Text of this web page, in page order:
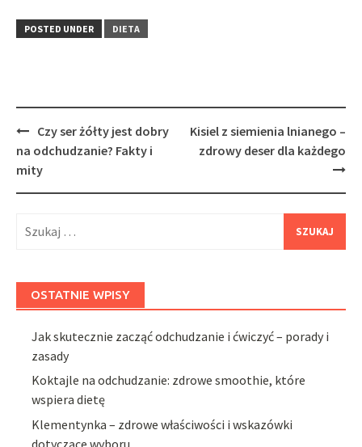
POSTED UNDER DIETA
Post
navigation
Czy ser żółty jest dobry
na odchudzanie? Fakty i
mity
Kisiel z siemienia lnianego –
zdrowy deser dla każdego
OSTATNIE WPISY
Jak skutecznie zacząć odchudzanie i ćwiczyć – porady i
zasady
Koktajle na odchudzanie: zdrowe smoothie, które
wspiera dietę
Klementynka – zdrowe właściwości i wskazówki
dotyczące wyboru